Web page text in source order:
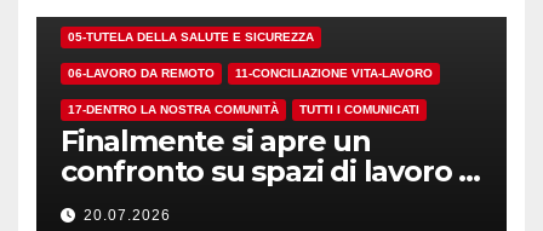
05-TUTELA DELLA SALUTE E SICUREZZA
06-LAVORO DA REMOTO 11-CONCILIAZIONE VITA-LAVORO
17-DENTRO LA NOSTRA COMUNITÀ TUTTI I COMUNICATI
Finalmente si apre un
confronto su spazi di lavoro e
dotazioni
20.07.2026